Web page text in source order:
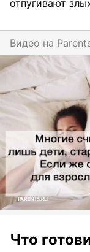
отпугивают
Видео на
Что